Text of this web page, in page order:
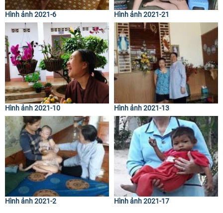
Hình ảnh 2021-6 Hình ảnh 2021-21
Hình ảnh 2021-10 Hình ảnh 2021-13
Hình ảnh 2021-2 Hình ảnh 2021-17